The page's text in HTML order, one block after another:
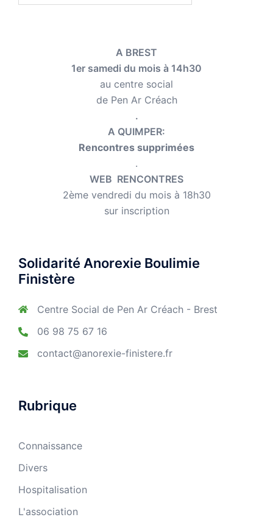
A BREST
1er samedi du mois à 14h30
au centre social
de Pen Ar Créach
.
A QUIMPER:
Rencontres supprimées
.
WEB RENCONTRES
2ème vendredi du mois à 18h30
sur inscription
Solidarité Anorexie Boulimie
Finistère
Centre Social de Pen Ar Créach - Brest
06 98 75 67 16
contact@anorexie-finistere.fr
Rubrique
Connaissance
Divers
Hospitalisation
L'association